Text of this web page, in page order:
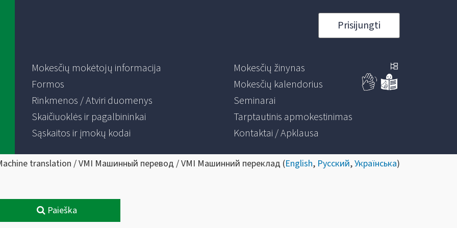
Prisijungti
Mokesčių mokėtojų informacija
Formos
Rinkmenos / Atviri duomenys
Skaičiuoklės ir pagalbininkai
Sąskaitos ir įmokų kodai
Mokesčių žinynas
Mokesčių kalendorius
Seminarai
Tarptautinis apmokestinimas
Kontaktai / Apklausa
translation / VMI Машинный перевод / VMI Машинний переклад (English, Русский,Українська)
Paieška